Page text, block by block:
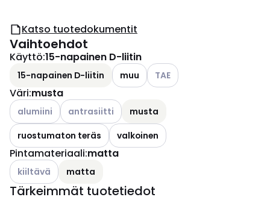
Katso tuotedokumentit
Vaihtoehdot
Käyttö:15-napainen D-liitin
15-napainen D-liitin muu Katso käytettävissä olevat
TAE
Väri:musta
Katso käytettävissä olevat vaihtoehdot
alumiini Katso käytettävissä olevat vaihtoehdot
antrasiitti
musta
ruostumaton teräs
valkoinen
Pintamateriaali:matta
Katso käytettävissä olevat vaihtoehdot
kiiltävä matta
Tärkeimmät tuotetiedot